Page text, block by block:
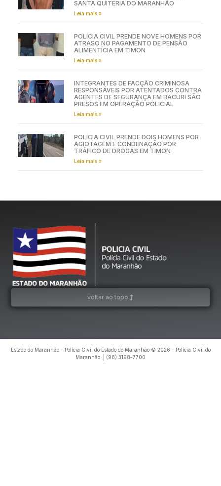
Leia mais »
HOMICÍDIO E HOMICÍDIO É PRESO EM
SANTA QUITÉRIA DO MARANHÃO
Leia mais »
ATRASO NO PAGAMENTO DE PENSÃO
ALIMENTÍCIA EM TIMON
Leia mais »
AGENTES DE SEGURANÇA EM BACURI SÃO
PRESOS EM OPERAÇÃO POLICIAL
Leia mais »